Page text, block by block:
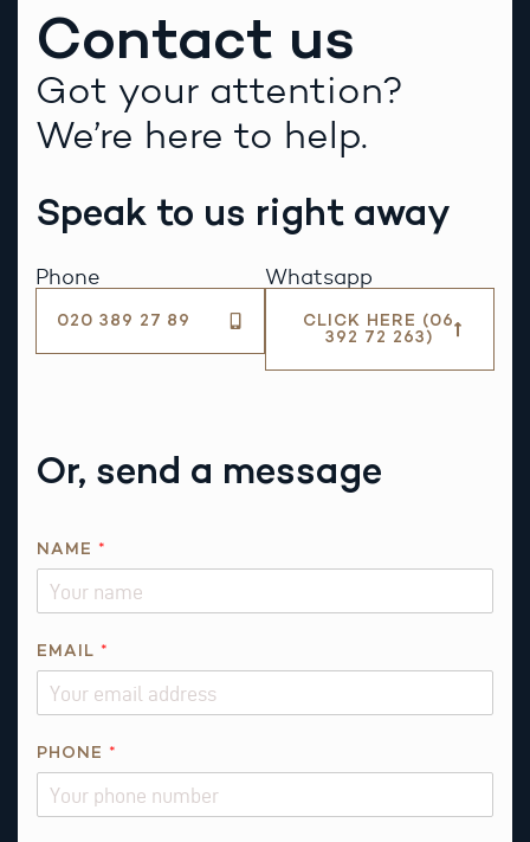
Contact us
Got your attention?
We’re here to help.
Speak to us right away
Phone
020 389 27 89
Whatsapp
CLICK HERE (06
392 72 263)
Or, send a message
M
L
E
NAME *
EMAIL *
PHONE *